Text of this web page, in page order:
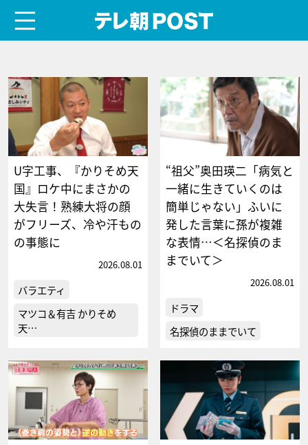
U字工事、『かりそめ天
国』ロケ中にまさかの
大失言！熟練大将の顔
がフリーズ、冷や汗もの
の事態に
2026.08.01
バラエティ
マツコ＆有吉 かりそめ
天…
“祖父”奥田瑛二「病気と
一緒に生きていくのは
簡単じゃない」ふいに
発した言葉に孫が複雑
な表情…＜名探偵のま
までいて＞
2026.08.01
ドラマ
名探偵のままでいて